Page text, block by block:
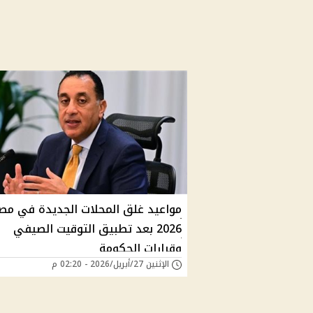
مواعيد غلق المحلات الجديدة في
2026 بعد تطبيق التوقيت الصيفي
وقرارات الحكومة
الإثنين 27/أبريل/2026 - 02:20 م